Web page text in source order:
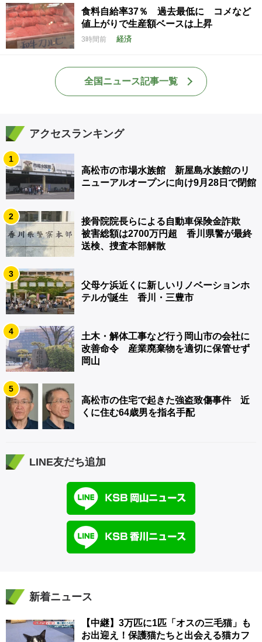
食料自給率37％ 過去最低に コメなど
値上がりで生産額ベースは上昇
3時間前 経済
全国ニュース記事一覧
アクセスランキング
1
高松市の市場水族館 新屋島水族館のリ
ニューアルオープンに向け9月28日で閉館
2
接骨院院長らによる自動車保険金詐欺
被害総額は2700万円超 香川県警が最終
送検、捜査本部解散
3
父母ケ浜近くに新しいリノベーションホ
テルが誕生 香川・三豊市
4
土木・解体工事など行う岡山市の会社に
改善命令 産業廃棄物を適切に保管せず
岡山
5
高松市の住宅で起きた強盗致傷事件 近
くに住む64歳男を指名手配
LINE友だち追加
新着ニュース
【中継】3万匹に1匹「オスの三毛猫」も
お出迎え！保護猫たちと出会える猫カフ